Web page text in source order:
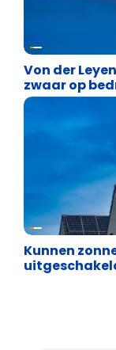
Energie
Von der
zwaar op
Energie
Kunnen